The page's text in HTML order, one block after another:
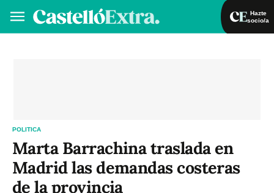
Hazte
socio/a
POLITICA
Marta Barrachina traslada en
Madrid las demandas costeras
de la provincia